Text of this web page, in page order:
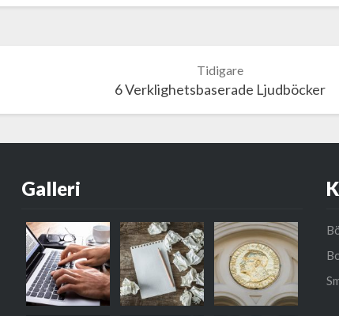
6 Verklighetsbaserade Ljudböcker
Galleri